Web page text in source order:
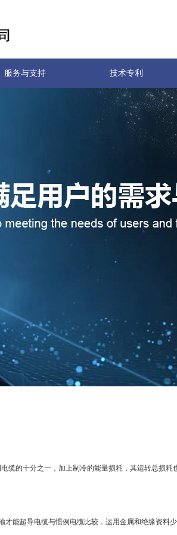
服务与支持 技术专利
缆的十分之一，加上制冷的能量损耗，其运转总损耗
能超导电缆与惯例电缆比较，运用金属和绝缘资料少